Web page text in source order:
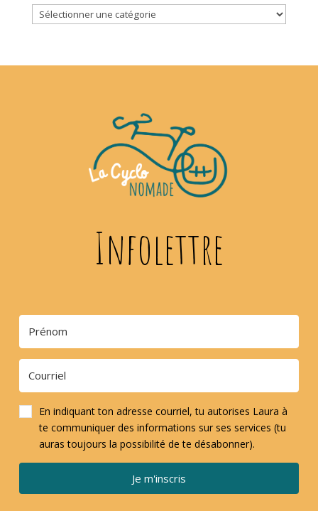
Catégories
Infolettre
En indiquant ton adresse courriel, tu autorises Laura à
te communiquer des informations sur ses services (tu
auras toujours la possibilité de te désabonner).
Je m'inscris